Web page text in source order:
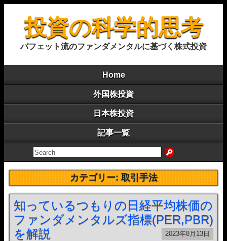
投資の科学的思考
バフェット流のファンダメンタルに基づく株式投資
Home
外国株投資
日本株投資
記事一覧
カテゴリー:取引手法
知っているつもりの日経平均株価の
ファンダメンタルズ指標(PER,PBR)
を解説
2023年8月13日